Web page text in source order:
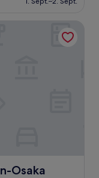
beträgt
Osaka